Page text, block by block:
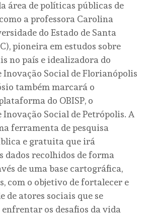
área de políticas públicas de
a professora Carolina
do Estado de Santa
pioneira em estudos sobre
no país e idealizadora do
Inovação Social de Florianópolis
também marcará o
do OBISP, o
Social de Petrópolis. A
ferramenta de pesquisa
e gratuita que irá
dados recolhidos de forma
de uma base cartográfica,
com o objetivo de fortalecer e
de atores sociais que se
os desafios da vida